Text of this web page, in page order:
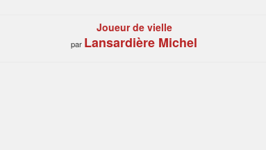
Joueur de vielle
par Lansardière Michel